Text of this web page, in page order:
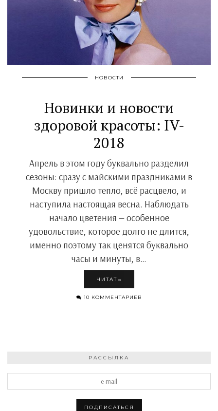
НОВОСТИ
Новинки и новости
здоровой красоты: IV-
2018
Апрель в этом году буквально разделил
сезоны: сразу с майскими праздниками в
Москву пришло тепло, всё расцвело, и
наступила настоящая весна. Наблюдать
начало цветения — особенное
удовольствие, которое долго не длится,
именно поэтому так ценятся буквально
часы и минуты, в…
ЧИТАТЬ
10 КОММЕНТАРИЕВ
РАССЫЛКА